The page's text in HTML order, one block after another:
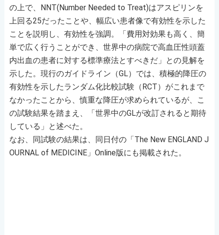
の上で、NNT(Number Needed to Treat)はアスピリンを
上回る25だったことや、幅広い患者像で有効性を示した
ことを説明し、有効性を強調。「費用対効果も高く、簡
単で広く行うことができ、世界中の病院で高血圧性頭蓋
内出血の患者に対する標準療法とすべきだ」との見解を
示した。現行のガイドライン（GL）では、積極的降圧の
有効性を示したランダム化比較試験（RCT）がこれまで
なかったことから、慎重な降圧が求められているが、こ
の試験結果を踏まえ、「世界中のGLが改訂されると期待
している」と述べた。
なお、同試験の結果は、同日付の「The New ENGLAND J
OURNAL of MEDICINE」Online版にも掲載された。